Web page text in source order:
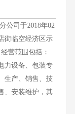
司于2018年02
街临空经济区示
营范围包括：
力设备、包装专
生产、销售、技
、安装维护，其